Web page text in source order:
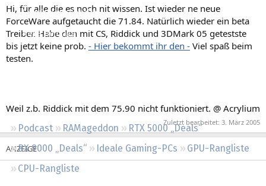
Empfohlene Inhalte
Neue Beiträge
Neueste Aktivitäten
Podcast RAMageddon
RTX 5000 „Deals“
RX 9000 „Deals“
Ideale Gaming-PCs
GPU-Rangliste
CPU-Rangliste
Hi, für alle die es noch nit wissen. Ist wieder ne neue
ForceWare aufgetaucht die 71.84. Natürlich wieder ein beta
Treiber. Habe den mit CS, Riddick und 3DMark 05 getestste
bis jetzt keine prob. - Hier bekommt ihr den - Viel spaß beim
testen.
Weil z.b. Riddick mit dem 75.90 nicht funktioniert. @ Acrylium
Zuletzt bearbeitet: 3. März 2005